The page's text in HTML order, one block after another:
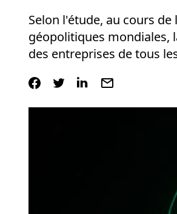
Selon l'étude, au cours
géopolitiques mondiales,
des entreprises de tous